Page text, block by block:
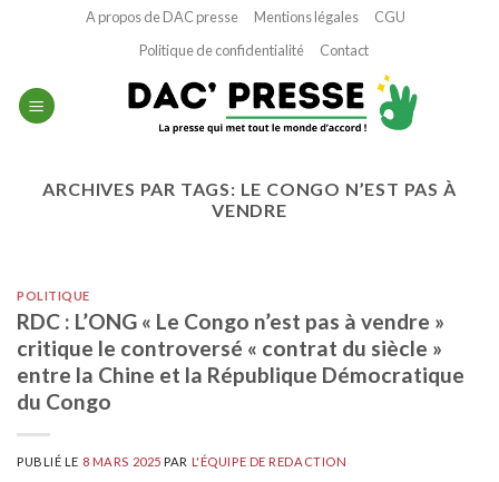
A propos de DAC presse Mentions légales
CGU
Politique de confidentialité
Contact
ARCHIVES PAR TAGS: LE CONGO N’EST PAS À
VENDRE
POLITIQUE
RDC : L’ONG « Le Congo n’est pas à vendre »
critique le controversé « contrat du siècle »
entre la Chine et la République Démocratique
du Congo
PUBLIÉ LE 8 MARS 2025 PAR L'ÉQUIPE DE REDACTION